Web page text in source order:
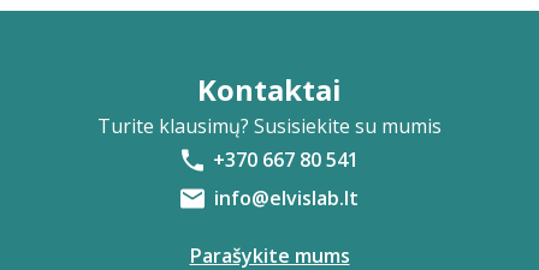
Kontaktai
Turite klausimų? Susisiekite su mumis
+370 667 80 541
info@elvislab.lt
Parašykite mums